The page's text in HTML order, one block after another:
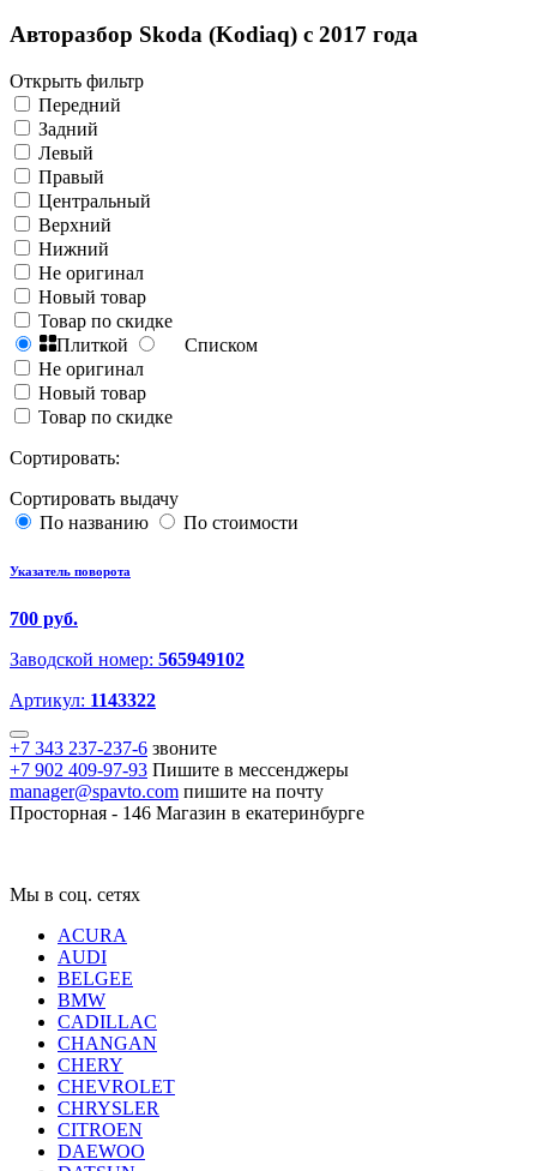
Авторазбор Skoda (Kodiaq) с 2017 года
Открыть фильтр
Передний
Задний
Левый
Правый
Центральный
Верхний
Нижний
Не оригинал
Новый товар
Товар по скидке
Плиткой
Списком
Не оригинал
Новый товар
Товар по скидке
Сортировать:
Сортировать выдачу
По названию
По стоимости
Указатель поворота
700 руб.
Заводской номер: 565949102
Артикул: 1143322
+7 343 237-237-6 звоните
+7 902 409-97-93 Пишите в мессенджеры
manager@spavto.com пишите на почту
Просторная - 146 Магазин в екатеринбурге
Мы в соц. сетях
ACURA
AUDI
BELGEE
BMW
CADILLAC
CHANGAN
CHERY
CHEVROLET
CHRYSLER
CITROEN
DAEWOO